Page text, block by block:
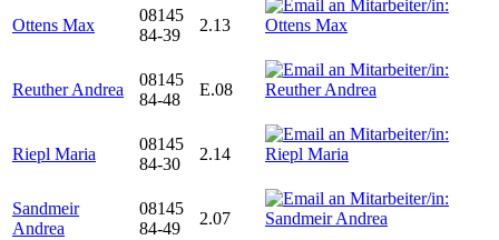
Ottens Max
08145
84-39
2.13
Reuther Andrea
08145
84-48
E.08
Riepl Maria
08145
84-30
2.14
Sandmeir
Andrea
08145
84-49
2.07